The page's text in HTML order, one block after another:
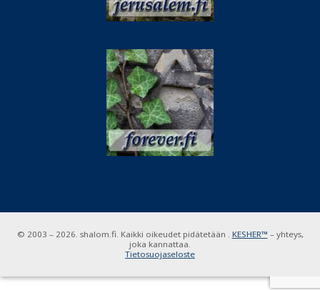
© 2003 – 2026. shalom.fi. Kaikki oikeudet pidätetään . KESHER™ – yhteys,
joka kannattaa.
Tietosuojaseloste